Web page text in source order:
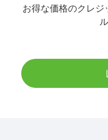
お得な価格のクレ